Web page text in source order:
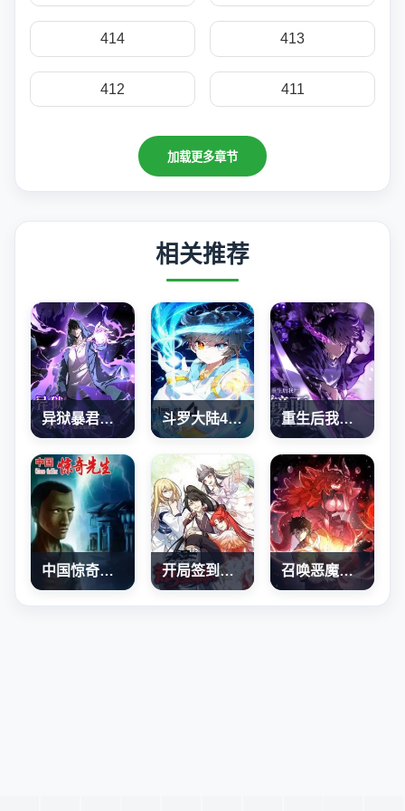
414 413
412 411
加载更多章节
相关推荐
异狱暴君：我的影子能无限进化 斗罗大陆4终极斗罗 重生后我用镜面反转复仇
中国惊奇先生 开局签到荒古圣体 召唤恶魔，我既是深渊